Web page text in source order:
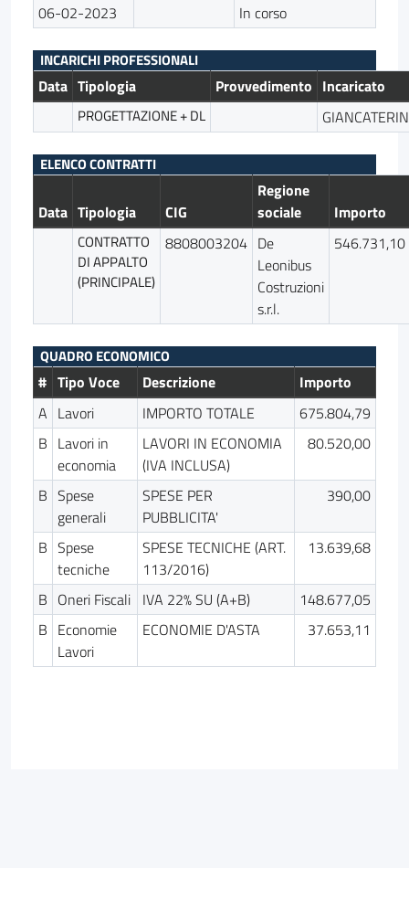
06-02-2023
In corso
INCARICHI PROFESSIONALI
Data Tipologia Provvedimento Incaricato
PROGETTAZIONE + DL
ELENCO CONTRATTI
Data Tipologia CIG
Regione
sociale
Importo
CONTRATTO
DI APPALTO
(PRINCIPALE)
8808003204 De
Leonibus
Costruzioni
s.r.l.
546.731,10
QUADRO ECONOMICO
# Tipo Voce Descrizione
Importo
A Lavori IMPORTO TOTALE
675.804,79
B Lavori in
economia
LAVORI IN ECONOMIA
(IVA INCLUSA)
80.520,00
B Spese
generali
SPESE PER
PUBBLICITA'
390,00
B Spese
tecniche
SPESE TECNICHE (ART.
113/2016)
13.639,68
B Oneri Fiscali IVA 22% SU (A+B)
148.677,05
B Economie
Lavori
ECONOMIE D'ASTA 37.653,11